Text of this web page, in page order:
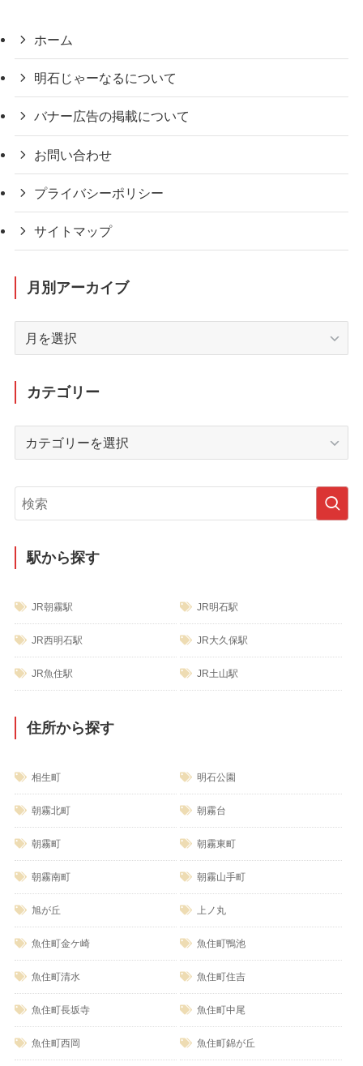
ホーム
明石じゃーなるについて
バナー広告の掲載について
お問い合わせ
プライバシーポリシー
サイトマップ
月別アーカイブ
イ
ブ
カテゴリー
リ
ー
駅から探す
JR朝霧駅 JR明石駅
JR西明石駅 JR大久保駅
JR魚住駅 JR土山駅
住所から探す
相生町 明石公園
朝霧北町 朝霧台
朝霧町 朝霧東町
朝霧南町 朝霧山手町
旭が丘 上ノ丸
魚住町金ケ崎 魚住町鴨池
魚住町清水 魚住町住吉
魚住町長坂寺 魚住町中尾
魚住町西岡 魚住町錦が丘